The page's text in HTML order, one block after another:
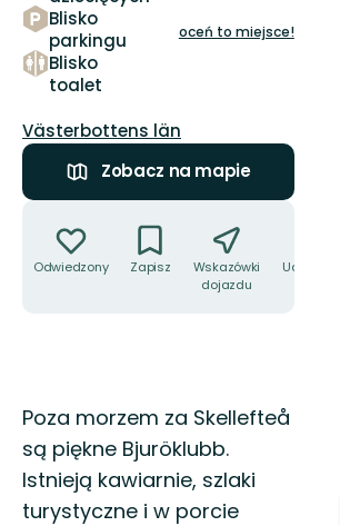
Blisko
parkingu
Blisko
toalet
oceń to miejsce!
Województwo:
Västerbottens län
Zobacz na mapie
Odwiedzony Zapisz
Wskazówki
dojazdu
Udostępnij
Opis
Poza morzem za Skellefteå
są piękne Bjuröklubb.
Istnieją kawiarnie, szlaki
turystyczne i w porcie